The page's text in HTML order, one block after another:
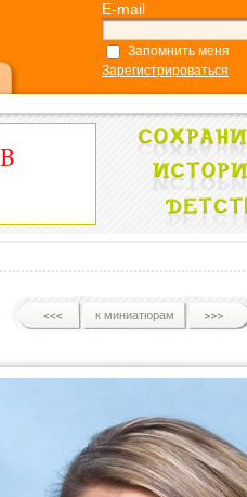
E-mail
Запомнить меня
Зарегистрироваться
к миниатюрам